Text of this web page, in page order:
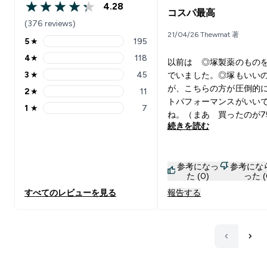
4.28 out of 5 stars
4.28
(376 reviews)
5 stars rating 195 reviews
5★ 195
4 stars rating 118 reviews
4★ 118
3 stars rating 45 reviews
3 ★ 45
2 stars rating 11 reviews
2★ 11
1 stars rating 7 reviews
1 ★ 7
すべてのレビューを見る
コスパ最高
21/04/26 Thewmat 著
以前は ◎塚製薬のもの
でいました。◎塚もいい
が、こちらの方が圧倒的
トパフォーマンスがいい
ね。（まあ 買ったのが
きでしたからｗ）におい
コスパがいいので、 飲
倍をデフォルトに体調に
て 増やしてますが、ビ
す。オメガ３を合わせて
続きを読む
参考になっ
た (0)
参考にな
った
報告する